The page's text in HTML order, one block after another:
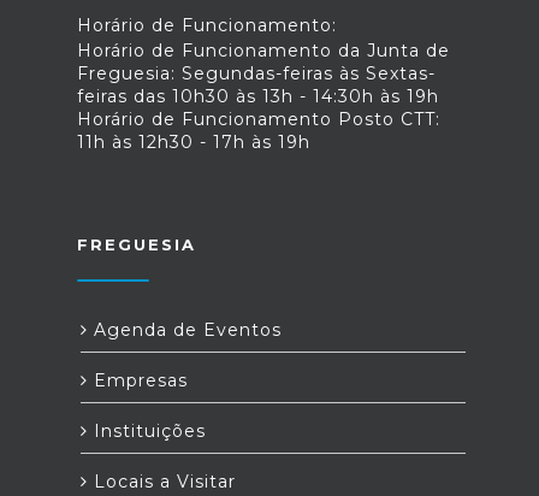
Horário de Funcionamento:
Horário de Funcionamento da Junta de
Freguesia: Segundas-feiras às Sextas-
feiras das 10h30 às 13h - 14:30h às 19h
Horário de Funcionamento Posto CTT:
11h às 12h30 - 17h às 19h
FREGUESIA
Agenda de Eventos
Empresas
Instituições
Locais a Visitar